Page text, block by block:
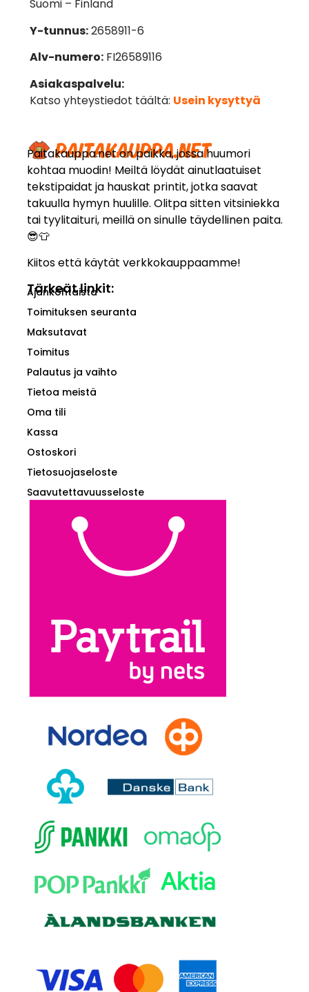
Paitakauppa.net on paikka, jossa huumori
kohtaa muodin! Meiltä löydät ainutlaatuiset
tekstipaidat ja hauskat printit, jotka saavat
takuulla hymyn huulille. Olitpa sitten vitsiniekka
tai tyylitaituri, meillä on sinulle täydellinen paita.
😎👕
Kiitos että käytät verkkokauppaamme!
Tärkeät linkit:
Ajankohtaista
Toimituksen seuranta
Maksutavat
Toimitus
Palautus ja vaihto
Tietoa meistä
Oma tili
Kassa
Ostoskori
Tietosuojaseloste
Saavutettavuusseloste
Suomi – Finland
Y-tunnus:2658911-6
Alv-numero:FI26589116
Asiakaspalvelu:
Katso yhteystiedot täältä: Usein kysyttyä